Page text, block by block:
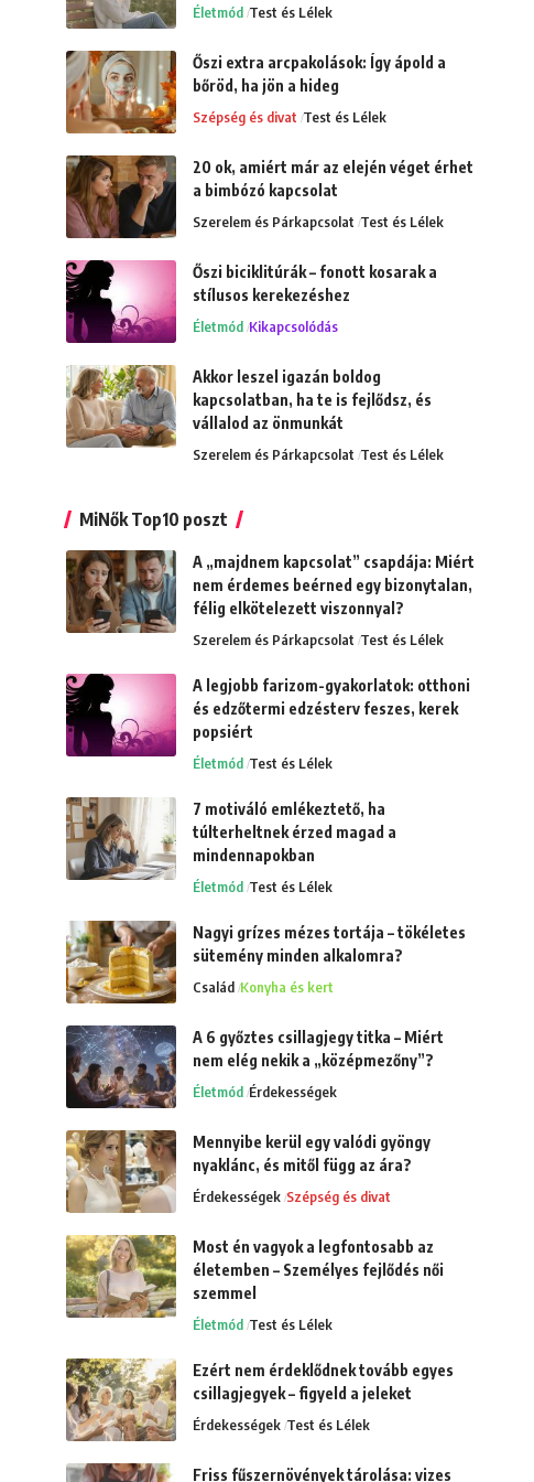
Életmód Test és Lélek
Őszi extra arcpakolások: Így ápold a
bőröd, ha jön a hideg
Szépség és divat Test és Lélek
20 ok, amiért már az elején véget érhet
a bimbózó kapcsolat
Szerelem és Párkapcsolat Test és Lélek
Őszi biciklitúrák – fonott kosarak a
stílusos kerekezéshez
Életmód Kikapcsolódás
Akkor leszel igazán boldog
kapcsolatban, ha te is fejlődsz, és
vállalod az önmunkát
Szerelem és Párkapcsolat Test és Lélek
MiNők Top10 poszt
A „majdnem kapcsolat” csapdája: Miért
nem érdemes beérned egy bizonytalan,
félig elkötelezett viszonnyal?
Szerelem és Párkapcsolat Test és Lélek
A legjobb farizom-gyakorlatok: otthoni
és edzőtermi edzésterv feszes, kerek
popsiért
Életmód Test és Lélek
7 motiváló emlékeztető, ha
túlterheltnek érzed magad a
mindennapokban
Életmód Test és Lélek
Nagyi grízes mézes tortája – tökéletes
sütemény minden alkalomra?
Család Konyha és kert
A 6 győztes csillagjegy titka – Miért
nem elég nekik a „középmezőny”?
Életmód Érdekességek
Mennyibe kerül egy valódi gyöngy
nyaklánc, és mitől függ az ára?
Érdekességek Szépség és divat
Most én vagyok a legfontosabb az
életemben – Személyes fejlődés női
szemmel
Életmód Test és Lélek
Ezért nem érdeklődnek tovább egyes
csillagjegyek – figyeld a jeleket
Érdekességek Test és Lélek
Friss fűszernövények tárolása: vizes